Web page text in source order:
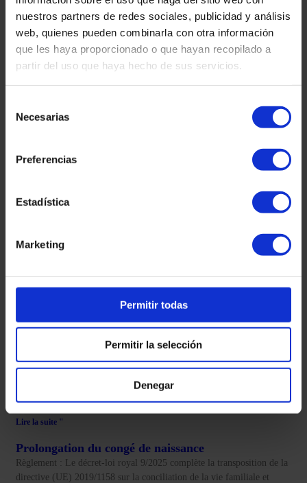
nuestros partners de redes sociales, publicidad y análisis
web, quienes pueden combinarla con otra información
que les haya proporcionado o que hayan recopilado a
partir del uso que haya hecho de sus servicios.
Necesarias
Preferencias
Estadística
Marketing
Permitir todas
Permitir la selección
Denegar
d’agir rapidement et avec tact dans ces situations. Dans cet article,
nous vous expliquons
Suite au STS du 18 novembre 2024, les entreprises sont obligées de
proposer une audition avant le licenciement. En ce sens, cette
consiste à notifier le travailleur par écrit. En ce qui concerne les délais,
rien n’est dit dans la jurisprudence, mais un délai raisonnable de 24 à
cette notification et présenter les allégations appropriées sur les faits
abusif dans le cadre du Statut des travailleurs
La Cour suprême refuse d’étendre l’indemnisation pour licenciement
« Lorsque le licenciement est déclaré abusif, l’employeur, dans un
délai de cinq jours à compter de la notification du jugement, peut
choisir entre la réintégration du travailleur et le versement d’une
indemnité équivalente à trente-trois jours de salaire par année de
service, les périodes inférieures à un an étant calculées au prorata des
mois, jusqu’à un maximum de vingt-quatre mensualités. L’option
Lire la suite "
Prolongation du congé de naissance
Règlement : Le décret-loi royal 9/2025 complète la transposition de la
directive (UE) 2019/1158 sur la conciliation de la vie familiale et